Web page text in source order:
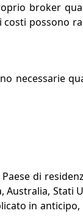
broker
possono
necessarie
di
Stati
in